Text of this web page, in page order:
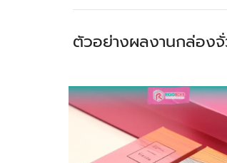
ตัวอย่างผลงานกล่องจั่